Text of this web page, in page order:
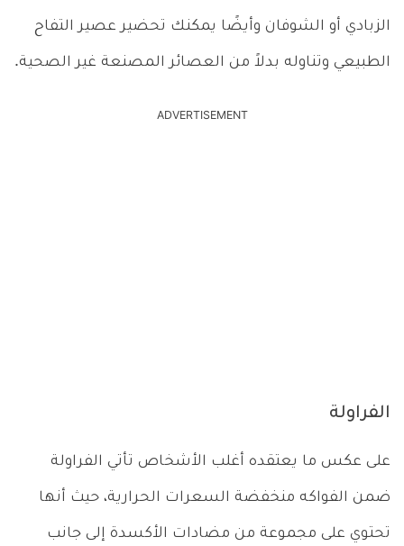
الزبادي أو الشوفان وأيضًا يمكنك تحضير عصير التفاح
الطبيعي وتناوله بدلاً من العصائر المصنعة غير الصحية.
ADVERTISEMENT
الفراولة
على عكس ما يعتقده أغلب الأشخاص تأتي الفراولة
ضمن الفواكه منخفضة السعرات الحرارية، حيث أنها
تحتوي على مجموعة من مضادات الأكسدة إلى جانب